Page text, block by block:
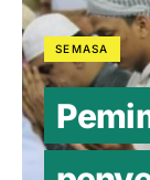
SEMASA